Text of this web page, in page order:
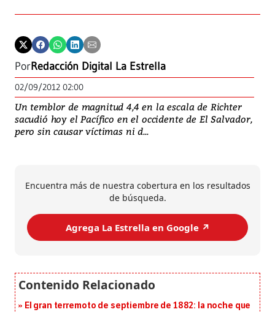
PorRedacción Digital La Estrella
02/09/2012 02:00
Un temblor de magnitud 4,4 en la escala de Richter
sacudió hoy el Pacífico en el occidente de El Salvador,
pero sin causar víctimas ni d...
Encuentra más de nuestra cobertura en los resultados
de búsqueda.
Agrega La Estrella en Google ↗️
El gran terremoto de septiembre de 1882: la noche que